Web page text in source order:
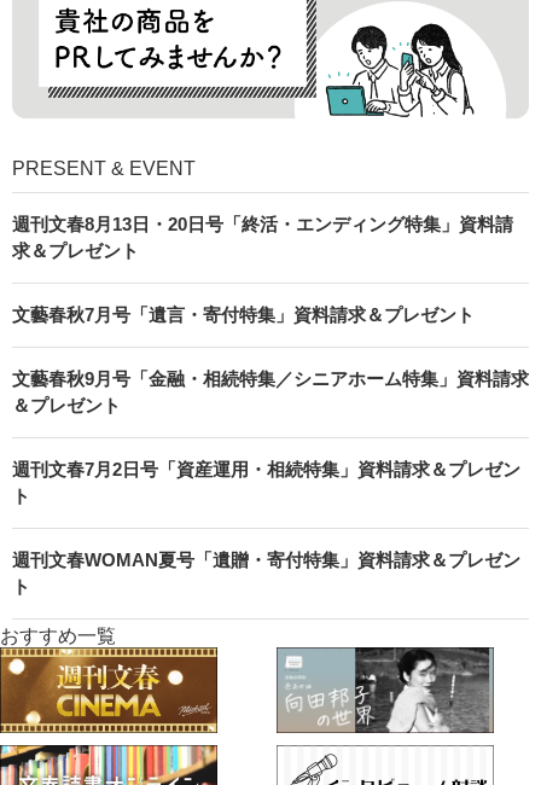
PRESENT & EVENT
週刊文春8月13日・20日号「終活・エンディング特集」資料請
求＆プレゼント
文藝春秋7月号「遺言・寄付特集」資料請求＆プレゼント
文藝春秋9月号「金融・相続特集／シニアホーム特集」資料請求
＆プレゼント
週刊文春7月2日号「資産運用・相続特集」資料請求＆プレゼン
ト
週刊文春WOMAN夏号「遺贈・寄付特集」資料請求＆プレゼン
ト
おすすめ一覧